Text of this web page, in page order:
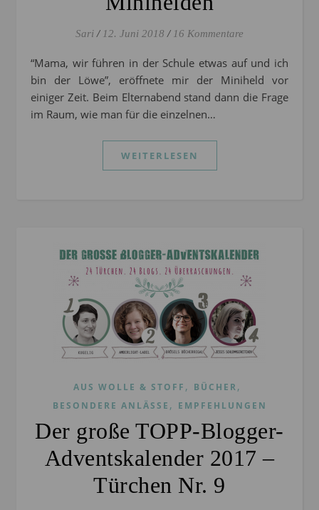
Sari / 12. Juni 2018 / 16 Kommentare
“Mama, wir führen in der Schule etwas auf und ich
bin der Löwe”, eröffnete mir der Miniheld vor
einiger Zeit. Beim Elternabend stand dann die Frage
im Raum, wie man für die einzelnen…
WEITERLESEN
AUS WOLLE & STOFF , BÜCHER,
BESONDERE ANLÄSSE , EMPFEHLUNGEN
Der große TOPP-Blogger-
Adventskalender 2017 –
Türchen Nr. 9